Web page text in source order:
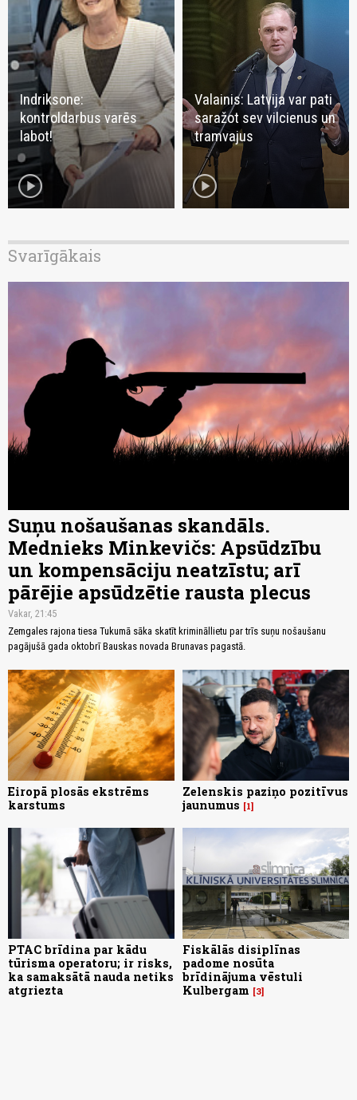
Indriksone:
kontroldarbus varēs
labot!
play_circle
Valainis: Latvija var pati
saražot sev vilcienus un
tramvajus
play_circle
Svarīgākais
Suņu nošaušanas skandāls.
Mednieks Minkevičs: Apsūdzību
un kompensāciju neatzīstu; arī
pārējie apsūdzētie rausta plecus
Vakar, 21:45
Zemgales rajona tiesa Tukumā sāka skatīt krimināllietu par trīs suņu nošaušanu
pagājušā gada oktobrī Bauskas novada Brunavas pagastā.
Eiropā plosās ekstrēms
karstums
Zelenskis paziņo pozitīvus
jaunumus
1
PTAC brīdina par kādu
tūrisma operatoru; ir risks,
ka samaksātā nauda netiks
atgriezta
Fiskālās disiplīnas
padome nosūta
brīdinājuma vēstuli
Kulbergam
3